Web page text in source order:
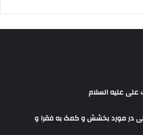
علی علیه السلام
در مورد بخشش و کمک به فقرا و